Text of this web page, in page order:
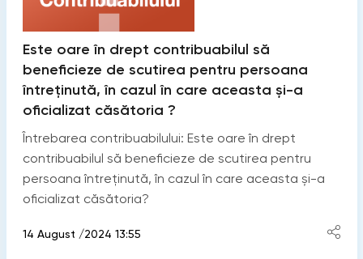
Este oare în drept contribuabilul să
beneficieze de scutirea pentru persoana
întreținută, în cazul în care aceasta și-a
oficializat căsătoria ?
Întrebarea contribuabilului: Este oare în drept
contribuabilul să beneficieze de scutirea pentru
persoana întreținută, în cazul în care aceasta și-a
oficializat căsătoria?
14 August /2024 13:55